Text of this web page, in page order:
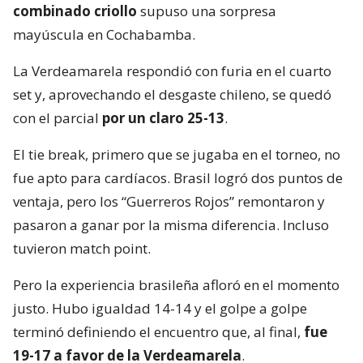
combinado criollo supuso una sorpresa
mayúscula en Cochabamba.
La Verdeamarela respondió con furia en el cuarto
set y, aprovechando el desgaste chileno, se quedó
con el parcial por un claro 25-13.
El tie break, primero que se jugaba en el torneo, no
fue apto para cardíacos. Brasil logró dos puntos de
ventaja, pero los “Guerreros Rojos” remontaron y
pasaron a ganar por la misma diferencia. Incluso
tuvieron match point.
Pero la experiencia brasileña afloró en el momento
justo. Hubo igualdad 14-14 y el golpe a golpe
terminó definiendo el encuentro que, al final, fue
19-17 a favor de la Verdeamarela.